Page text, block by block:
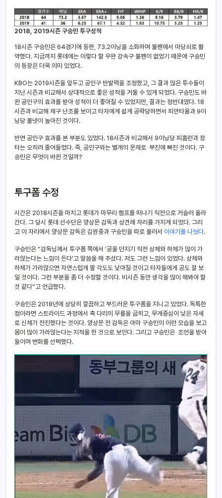
2018, 2019시즌 구승민 투구성적
18시즌 구승민은 64경기에 등판, 73.2이닝을 소화하며 불펜에서 마당쇠로 활
약했다. 지금까지 롯데에는 이렇다 할 우완 강속구 불펜이 없었기 때문에 구승민
의 등장은 더욱 의미 있었다.
KBO는 2019시즌을 앞두고 공인구 반발력을 조정했고, 그 결과 많은 투수들이
지난 시즌과 비교해서 상대적으로 좋은 성적을 거둘 수 있게 되었다. 구승민도 바
뀐 공인구의 효과를 받아 성적이 더 좋아질 수 있었지만, 결과는 정반대였다. 18
시즌과 비교해 제구 난조를 보이고 타자에게 쉽게 공략당하면서 피안타율과 9이
닝당 볼넷이 높아진 것이다.
반면 공인구 효과를 본 부분도 있었다. 18시즌과 비교해서 9이닝당 피홈런과 장
타는 오히려 줄어들었다. 즉, 공인구와는 별개의 문제로 부진에 빠진 것이다. 구
승민은 무엇이 바뀐 것일까?
투구폼 수정
시간은 2018시즌을 마치고 롯데가 마무리 캠프를 떠나기 직전으로 거슬러 올라
간다. 그 당시 롯데 선수단은 양상문 감독과 상견례 자리를 가지게 되었다. 그리
고 이 자리에서 양상문 감독은 김원중과 구승민을 따로 불러서 이야기를 나눴다.
구승민은 “감독님께서 투구폼 쪽에서 ‘공을 던지기 직전 상체와 하체가 많이 가
라앉는다는 느낌이 든다’고 말씀을 해 주셨다. 저도 그런 느낌이 있었다. 상체와
하체가 가라앉으면 자연스럽게 팔 각도도 낮아질 것이고 타자들에게 공도 잘 보
일 것이다. 그런 부분을 좀 더 수정할 것이다. 비시즌 동안 생각을 많이 해봐야 할
것 같다”고 언급했다.
구승민은 2018년에 상당히 깔끔하고 부드러운 투구폼을 지니고 있었다. 독특한
점이라면 스트라이드 과정에서 축 다리의 무릎을 굽히고, 무게중심이 낮은 자세
로 신체가 전진했다는 것이다. 양상문 전 감독은 아마 구승민의 이런 모습을 보고
몸이 많이 가라앉는다는 지적을 한 것으로 보인다. 그리고 구승민은 조언을 받아
들이며 변화를 선택했다.